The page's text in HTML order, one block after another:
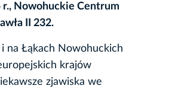
Nowohuckie Centrum
II 232.
na Łąkach Nowohuckich
krajów
zjawiska we